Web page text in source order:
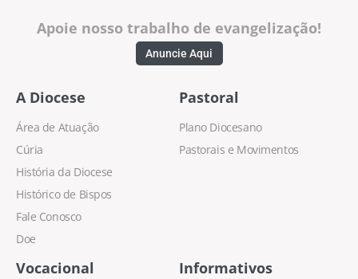
Apoie nosso trabalho de evangelização!
Anuncie Aqui
A Diocese
Área de Atuação
Cúria
História da Diocese
Histórico de Bispos
Fale Conosco
Doe
Pastoral
Plano Diocesano
Pastorais e Movimentos
Vocacional Informativos